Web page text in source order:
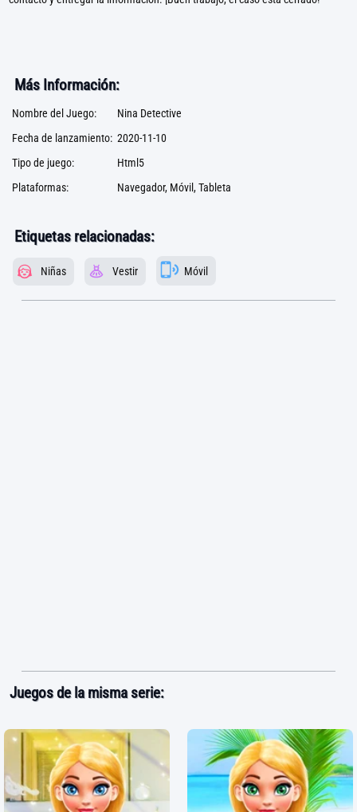
Más Información:
Nombre del Juego:
Nina Detective
Fecha de lanzamiento: 2020-11-10
Tipo de juego:
Html5
Plataformas:
Navegador, Móvil, Tableta
Etiquetas relacionadas:
Niñas Vestir Móvil
Juegos de la misma serie: